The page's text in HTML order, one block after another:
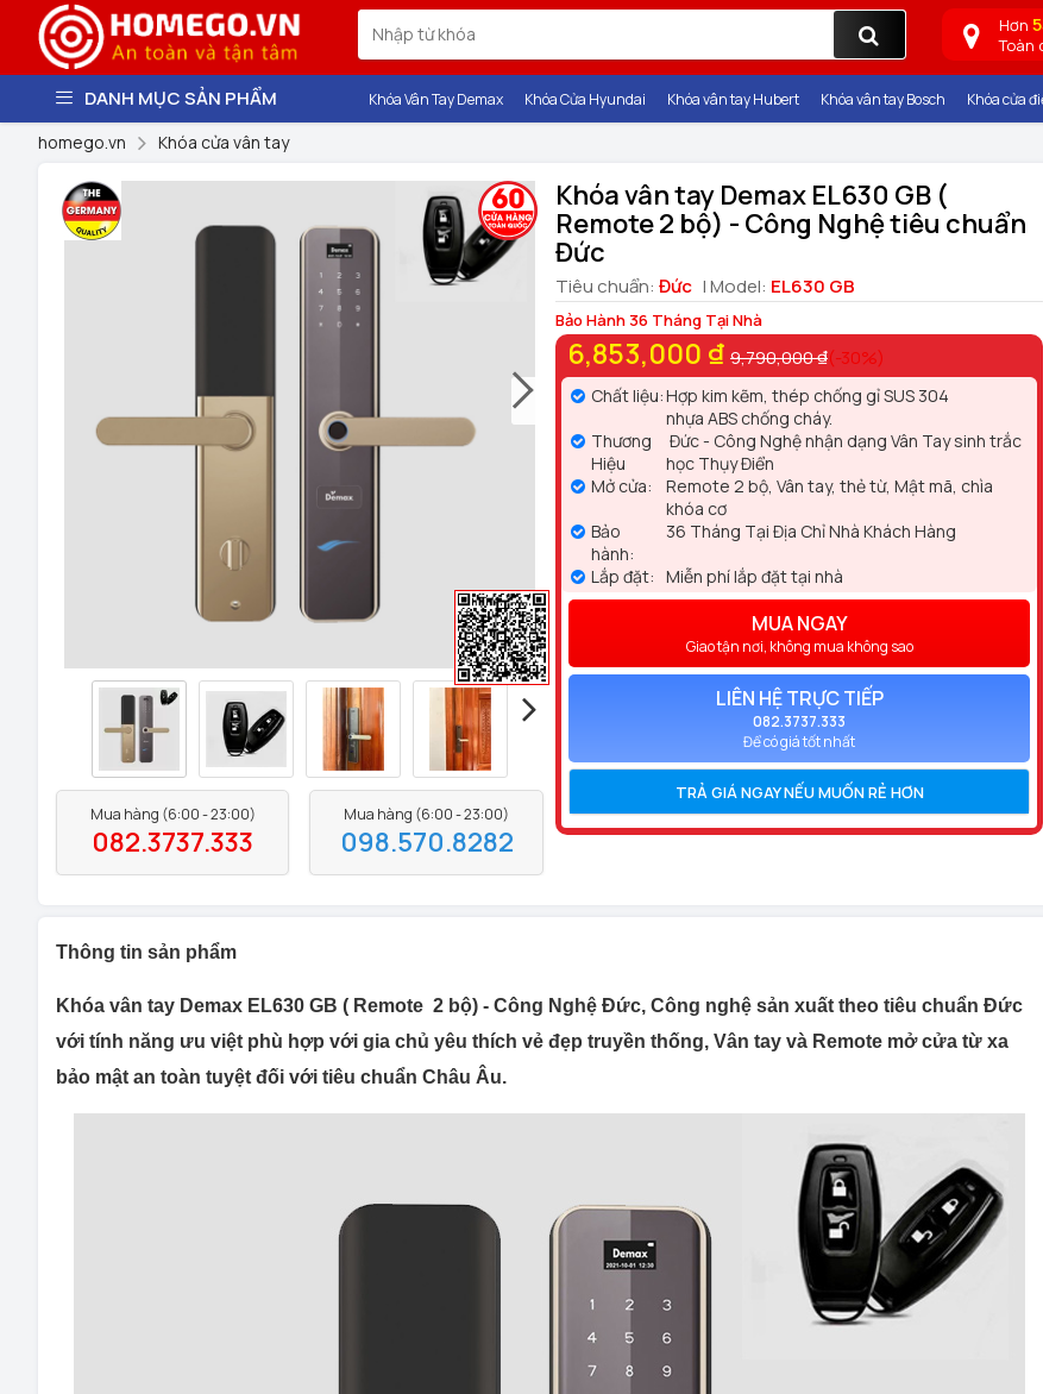
Hơn
Toàn
DANH MỤC SẢN PHẨM Khóa Vân Tay Demax Khóa Cửa Hyundai Khóa vân tay Hubert Khóa vân tay Bosch Khóa cửa
homego.vn Khóa cửa vân tay
Mua hàng (6:00 - 23:00)
082.3737.333
Mua hàng (6:00 - 23:00)
098.570.8282
Khóa vân tay Demax EL630 GB (
Remote 2 bộ) - Công Nghệ tiêu chuẩn
Đức
Tiêu chuẩn: Đức | Model: EL630 GB
Bảo Hành 36 Tháng Tại Nhà
6,853,000 ₫ 9,790,000 ₫(-30%)
Chất liệu:Hợp kim kẽm, thép chống gỉ SUS 304
nhựa ABS chống cháy.
Thương
Hiệu
Đức - Công Nghệ nhận dạng Vân Tay sinh trắc
học Thụy Điển
Mở cửa:
Remote 2 bộ, Vân tay, thẻ từ, Mật mã, chìa
khóa cơ
Bảo
hành:
36 Tháng Tại Địa Chỉ Nhà Khách Hàng
Lắp đặt: Miễn phí lắp đặt tại nhà
MUA NGAY
Giao tận nơi, không mua không sao
LIÊN HỆ TRỰC TIẾP
082.3737.333
Để có giá tốt nhất
TRẢ GIÁ NGAY NẾU MUỐN RẺ HƠN
Thông tin sản phẩm
Khóa vân tay Demax EL630 GB ( Remote 2 bộ) - Công Nghệ Đức, Công nghệ sản xuất theo tiêu chuẩn Đức
với tính năng ưu việt phù hợp với gia chủ yêu thích vẻ đẹp truyền thống, Vân tay và Remote mở cửa từ xa
bảo mật an toàn tuyệt đối với tiêu chuẩn Châu Âu.